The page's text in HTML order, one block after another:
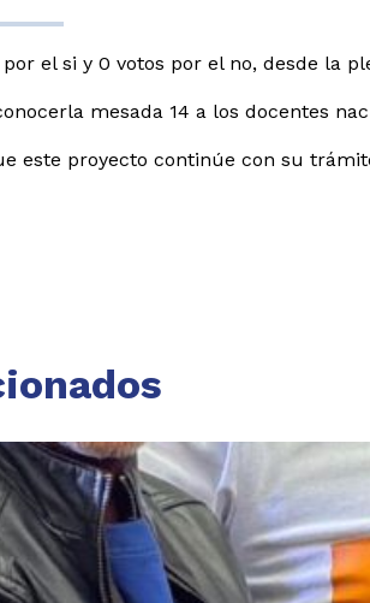
por el si y 0 votos por el no, desde la
mesada 14 a los docentes
este proyecto continúe con su